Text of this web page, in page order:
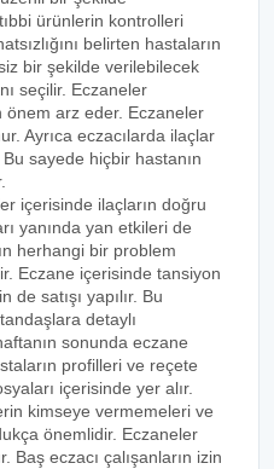
ürünlerin kontrolleri
belirten hastaların
bir şekilde verilebilecek
seçilir. Eczaneler
önem arz eder. Eczaneler
Ayrıca eczacılarda ilaçlar
sayede hiçbir hastanın
içerisinde ilaçların doğru
yanında yan etkileri de
herhangi bir problem
Eczane içerisinde tansiyon
satışı yapılır. Bu
detaylı
sonunda eczane
profilleri ve reçete
içerisinde yer alır.
kimseye vermemeleri ve
önemlidir. Eczaneler
Baş eczacı çalışanların izin